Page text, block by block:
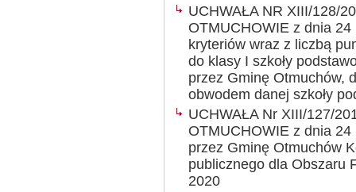
UCHWAŁA NR XIII/128/
OTMUCHOWIE z dnia
kryteriów wraz z liczbą
do klasy I szkoły
przez Gminę Otmuchów,
obwodem danej szkoły
UCHWAŁA Nr XIII/127/
OTMUCHOWIE z dnia
przez Gminę Otmuchów
publicznego dla Obszaru
2020